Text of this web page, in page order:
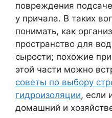
повреждения
у причала. В таких
понимать, как
пространство для
сырости; похожие
этой части можно
советы по выбору
гидроизоляции, если
домашний и